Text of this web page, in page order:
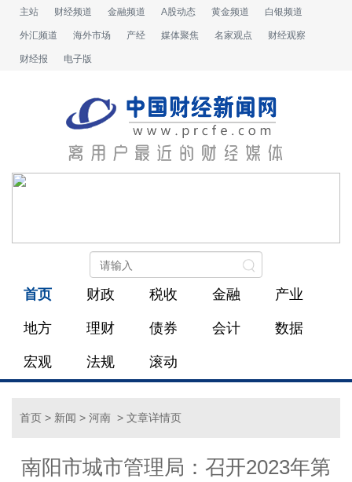
主站 财经频道 金融频道 A股动态 黄金频道 白银频道
外汇频道 海外市场 产经 媒体聚焦 名家观点 财经观察
财经报 电子版
首页 财政 税收 金融 产业
地方 理财 债券 会计 数据
宏观 法规 滚动
首页 > 新闻 > 河南 > 文章详情页
南阳市城市管理局：召开2023年第